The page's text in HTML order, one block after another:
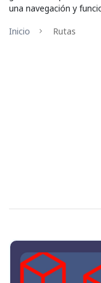
una navegación y
Inicio
Rutas